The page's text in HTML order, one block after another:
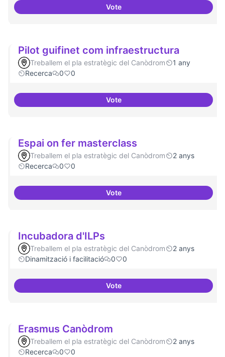
VoteBar obert i dinamitzat
Pilot guifinet com infraestructura
Treballem el pla estratègic del Canòdrom
1 any
Recerca
0 0
VotePilot guifinet com
Espai on fer masterclass
Treballem el pla estratègic del Canòdrom
2 anys
Recerca
0 0
VoteEspai on fer masterclass
Incubadora d'ILPs
Treballem el pla estratègic del Canòdrom
2 anys
Dinamització i facilitació
0 0
VoteIncubadora d'ILPs
Erasmus Canòdrom
Treballem el pla estratègic del Canòdrom
2 anys
Recerca
0 0